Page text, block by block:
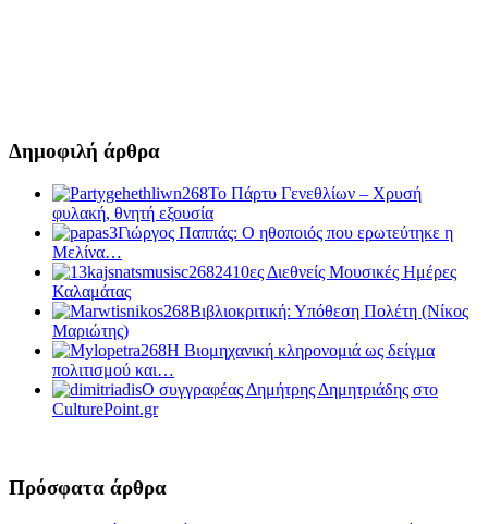
Δημοφιλή άρθρα
Το Πάρτυ Γενεθλίων – Χρυσή
φυλακή, θνητή εξουσία
Γιώργος Παππάς: Ο ηθοποιός που ερωτεύτηκε η
Μελίνα…
10ες Διεθνείς Μουσικές Ημέρες
Καλαμάτας
Βιβλιοκριτική: Υπόθεση Πολέτη (Νίκος
Μαριώτης)
Η Βιομηχανική κληρονομιά ως δείγμα
πολιτισμού και…
Ο συγγραφέας Δημήτρης Δημητριάδης στο
CulturePoint.gr
Πρόσφατα άρθρα